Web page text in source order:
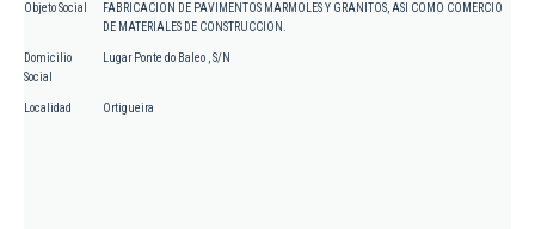
Objeto Social
FABRICACION DE PAVIMENTOS MARMOLES Y GRANITOS, ASI COMO COMERCIO
DE MATERIALES DE CONSTRUCCION.
Domicilio
Social
Lugar Ponte do Baleo , S/N
Localidad Ortigueira